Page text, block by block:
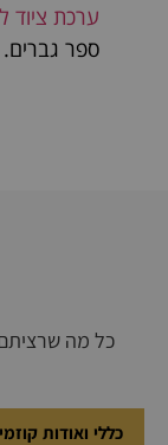
ערכת ציוד
ספר גברים.
כל מה
כללי ואודות